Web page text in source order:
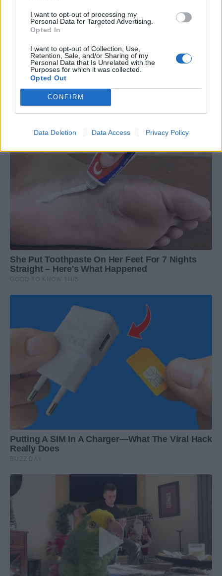
I want to opt-out of processing my
Personal Data for Targeted Advertising.
Opted In
I want to opt-out of Collection, Use,
Retention, Sale, and/or Sharing of my
Personal Data that Is Unrelated with the
Purposes for which it was collected.
Opted Out
CONFIRM
Data Deletion Data Access Privacy Policy